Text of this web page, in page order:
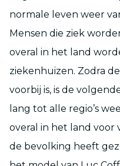
normale leven weer
Mensen die ziek
overal in het land
ziekenhuizen. Zodra
voorbij is, is de
lang tot alle regio’s
overal in het land
de bevolking heeft